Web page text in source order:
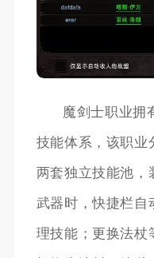
魔剑士职业拥
技能体系，该职业
两套独立技能池，
武器时，快捷栏自
理技能；更换法杖